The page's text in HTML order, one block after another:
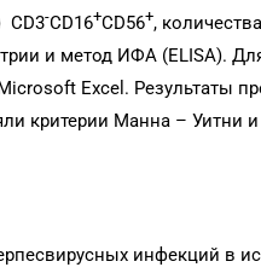
CD3-CD16+CD56+,
и метод ИФА (ELISA).
Excel. Результаты
критерии Манна – Уитни
инфекций в